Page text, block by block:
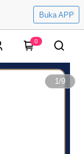
Buka APP
0
1/9